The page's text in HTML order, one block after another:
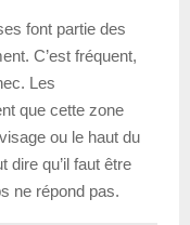
font partie des
C’est fréquent,
Les
que cette zone
ou le haut du
qu’il faut être
ne répond pas.